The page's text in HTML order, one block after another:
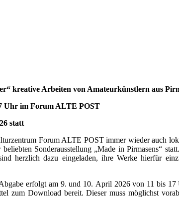
kreative Arbeiten von Amateurkünstlern aus
Uhr im Forum ALTE POST
statt
Forum ALTE POST immer wieder auch
Sonderausstellung „Made in Pirmasens“
herzlich dazu eingeladen, ihre Werke hierfür
erfolgt am 9. und 10. April 2026 von 11 bis
zum Download bereit. Dieser muss möglichst